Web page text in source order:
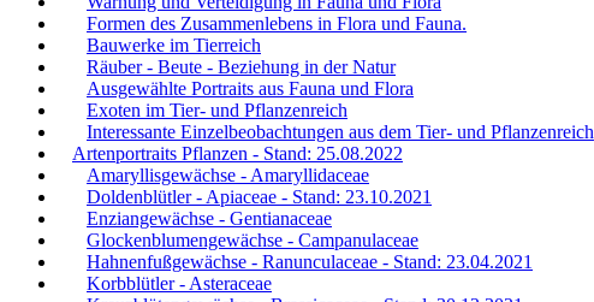
Formen des Zusammenlebens in Flora und Fauna.
Bauwerke im Tierreich
Räuber - Beute - Beziehung in der Natur
Ausgewählte Portraits aus Fauna und Flora
Exoten im Tier- und Pflanzenreich
Interessante Einzelbeobachtungen aus dem Tier- und Pflanzenreich
Artenportraits Pflanzen - Stand: 25.08.2022
Amaryllisgewächse - Amaryllidaceae
Doldenblütler - Apiaceae - Stand: 23.10.2021
Enziangewächse - Gentianaceae
Glockenblumengewächse - Campanulaceae
Hahnenfußgewächse - Ranunculaceae - Stand: 23.04.2021
Korbblütler - Asteraceae